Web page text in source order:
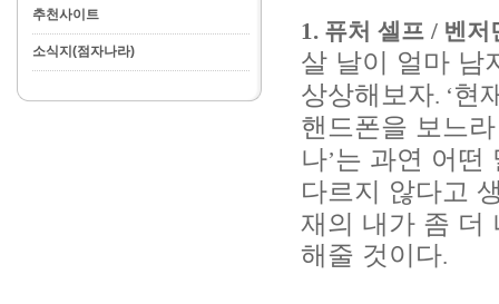
추천사이트
소식지(점자나라)
1. 퓨처 셀프 / 벤저
살 날이 얼마 남
상상해보자. ‘현
핸드폰을 보느
나’는 과연 어떤
다르지 않다고
재의 내가 좀 더
해줄 것이다.